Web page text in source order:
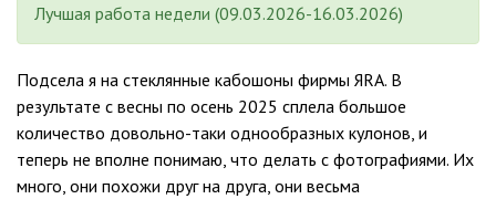
Лучшая работа недели (09.03.2026-16.03.2026)
Подсела я на стеклянные кабошоны фирмы ЯRА. В
результате с весны по осень 2025 сплела большое
количество довольно-таки однообразных кулонов, и
теперь не вполне понимаю, что делать с фотографиями. Их
много, они похожи друг на друга, они весьма